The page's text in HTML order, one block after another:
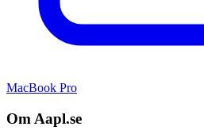
MacBook Pro
Om Aapl.se